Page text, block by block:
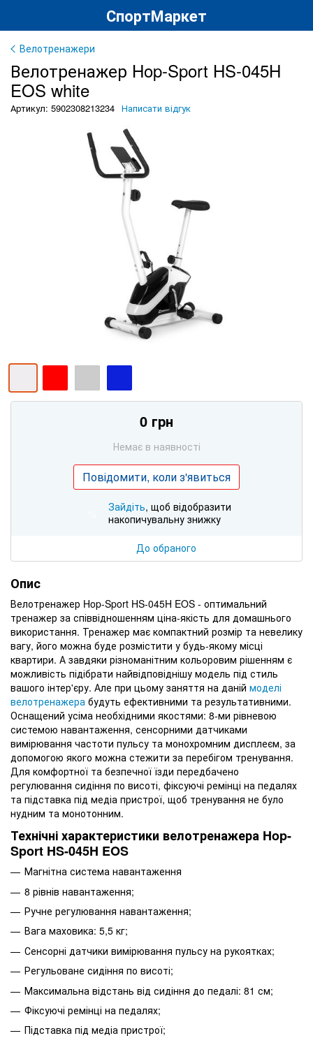
СпортМаркет
Велотренажери
Велотренажер Hop-Sport HS-045H
EOS white
Артикул: 5902308213234 Написати відгук
0 грн
Немає в наявності
Повідомити, коли з'явиться
Зайдіть, щоб відобразити
накопичувальну знижку
До обраного
Опис
Велотренажер Hop-Sport HS-045H EOS - оптимальний
тренажер за співвідношенням ціна-якість для домашнього
використання. Тренажер має компактний розмір та невелику
вагу, його можна буде розмістити у будь-якому місці
квартири. А завдяки різноманітним кольоровим рішенням є
можливість підібрати найвідповіднішу модель під стиль
вашого інтер'єру. Але при цьому заняття на даній моделі
велотренажера будуть ефективними та результативними.
Оснащений усіма необхідними якостями: 8-ми рівневою
системою навантаження, сенсорними датчиками
вимірювання частоти пульсу та монохромним дисплеєм, за
допомогою якого можна стежити за перебігом тренування.
Для комфортної та безпечної їзди передбачено
регулювання сидіння по висоті, фіксуючі ремінці на педалях
та підставка під медіа пристрої, щоб тренування не було
нудним та монотонним.
Технічні характеристики велотренажера Hop-
Sport HS-045H EOS
Магнітна система навантаження
8 рівнів навантаження;
Ручне регулювання навантаження;
Вага маховика: 5,5 кг;
Сенсорні датчики вимірювання пульсу на рукоятках;
Регульоване сидіння по висоті;
Максимальна відстань від сидіння до педалі: 81 см;
Фіксуючі ремінці на педалях;
Підставка під медіа пристрої;